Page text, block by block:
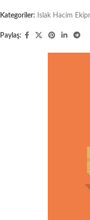
Kategoriler: Islak Hacim
Paylaş: